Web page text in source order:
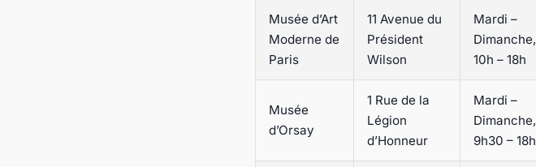
Musée d’Art
Moderne de
Paris
11 Avenue du
Président
Wilson
Mardi –
Dimanche,
10h – 18h
Musée
d’Orsay
1 Rue de la
Légion
d’Honneur
Mardi –
Dimanche,
9h30 – 18h